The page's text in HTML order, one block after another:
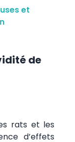
et
de
rats et les
d’effets